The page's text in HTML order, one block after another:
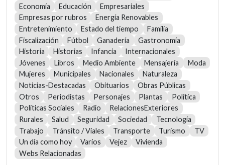
Economía
Educación
Empresariales
Empresas por rubros
Energía Renovables
Entretenimiento
Estado del tiempo
Familia
Fiscalización
Fútbol Ganadería
Gastronomía
Historia
Historias Infancia
Internacionales
Jóvenes
Libros Medio Ambiente Mensajería
Moda
Mujeres
Municipales Nacionales
Naturaleza
Noticias-Destacadas
Obituarios
Obras Públicas
Otros
Periodistas Personajes Plantas
Política
Políticas Sociales
Radio
RelacionesExteriores
Rurales
Salud Seguridad Sociedad
Tecnología
Trabajo
Tránsito / Viales Transporte Turismo
TV
Un día como hoy
Varios Vejez
Vivienda
Webs Relacionadas